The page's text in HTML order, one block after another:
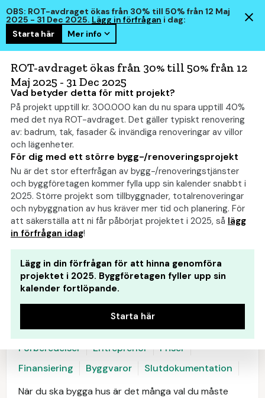
OBS: ROT-avdraget ökas från 30% till 50% från 12 Maj
2025 - 31 Dec 2025. Lägg in förfrågan i dag:
Starta här
Mer info
ROT-avdraget ökas från 30% till 50% från 12
Maj 2025 - 31 Dec 2025
Vad betyder detta för mitt projekt?
På projekt upptill kr. 300.000 kan du nu spara upptill 40%
med det nya ROT-avdraget. Det gäller typiskt renovering
av: badrum, tak, fasader & invändiga renoveringar av villor
och lägenheter.
För dig med ett större bygg-/renoveringsprojekt
Nu är det stor efterfrågan av bygg-/renoveringstjänster
och byggföretagen kommer fylla upp sin kalender snabbt i
2025. Större projekt som tillbyggnader, totalrenoveringar
och nybyggnation av hus kräver mer tid och planering. För
att säkerställa att ni får påbörjat projektet i 2025, så lägg
in förfrågan idag!
Lägg in din förfrågan för att hinna genomföra
projektet i 2025. Byggföretagen fyller upp sin
kalender fortlöpande.
Starta här
hemsmart
Moderna hus: Allt om
kostnad, bygglov och
tips (2026)
Förberedelser Entreprenör
Priser
Finansiering
Byggvaror
Slutdokumentation
När du ska bygga hus är det många val du måste